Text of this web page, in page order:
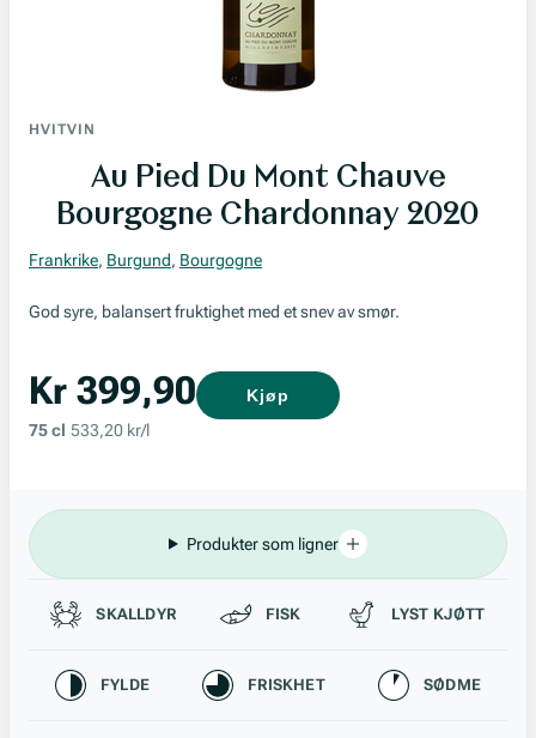
HVITVIN
Au Pied Du Mont Chauve
Bourgogne Chardonnay 2020
Frankrike, Burgund, Bourgogne
God syre, balansert fruktighet med et snev av smør.
Kr 399,90
75 cl 533,20 kr/l
Kjøp
Produkter som ligner
Passer til
SKALLDYR FISK LYST KJØTT
Karakteristikk
FYLDE FRISKHET SØDME